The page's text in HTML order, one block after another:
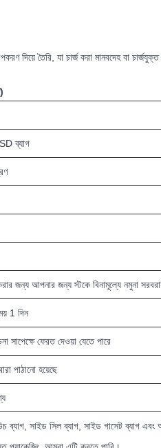
দিয়ে তৈরি, যা চার্জ করা মানবদেহ বা
ব্যাগ
জন্য আপনার জন্য স্টকে বিনামূল্যে নমুনা
1 দিন
সাপেক্ষে ফেরত দেওয়া যেতে পারে
পাঠানো হয়েছে
ব্যাগ, সাইড সিল ব্যাগ, সাইড গাসেট ব্যাগ